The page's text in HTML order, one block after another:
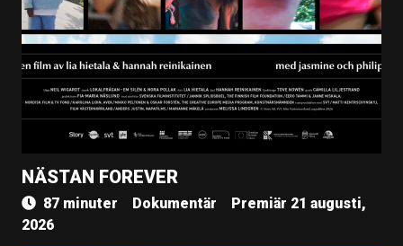
NÄSTAN FOREVER
87 minuter Dokumentär
Premiär 21 augusti,
2026